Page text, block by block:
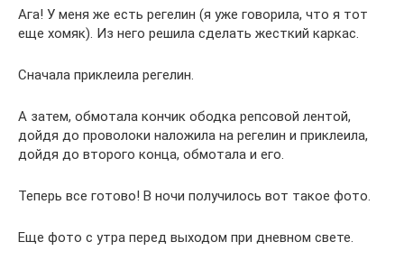
Ага! У меня же есть регелин (я уже говорила, что я тот
еще хомяк). Из него решила сделать жесткий каркас.
Сначала приклеила регелин.
А затем, обмотала кончик ободка репсовой лентой,
дойдя до проволоки наложила на регелин и приклеила,
дойдя до второго конца, обмотала и его.
Теперь все готово! В ночи получилось вот такое фото.
Еще фото с утра перед выходом при дневном свете.